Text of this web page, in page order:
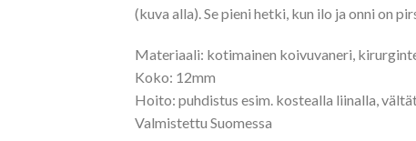
(kuva alla). Se pieni hetki, kun ilo ja onni on
Materiaali: kotimainen koivuvaneri,
Koko: 12mm
Hoito: puhdistus esim. kostealla liinalla,
Valmistettu Suomessa